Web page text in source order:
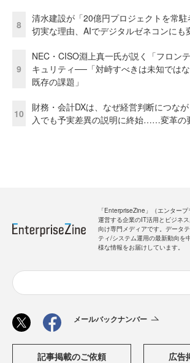
8
清水建設が「20億円プロジェクトを常
切実な理由、AIでデジタルゼネコンにも
9
NEC・CISO淵上真一氏が説く「フロン
キュリティ──「対峙すべきは未知では
既存の課題」
10
財務・会計DXは、なぜ経営判断につな
入でも予実差異の説明に終始……変革の
「EnterpriseZine」（エンター
運営する企業のIT活用とビジネ
向け専門メディアです。データ
ティ/システム運用の最新動向を
様な情報をお届けしています。
メールバックナンバー
記事掲載のご依頼 広告